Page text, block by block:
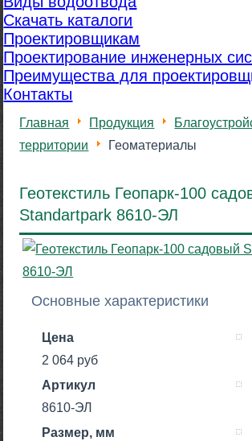
Скачать каталоги
Проектировщикам
Проектирование инженерных
Преимущества для
Контакты
Главная Продукция
территории
Геоматериалы
Геотекстиль Геопарк-100
Standartpark 8610-ЭЛ
Основные характеристики
Цена
2 064 руб
Артикул
8610-ЭЛ
Размер, мм